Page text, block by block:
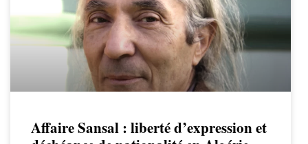
Affaire Sansal : liberté d’expression et